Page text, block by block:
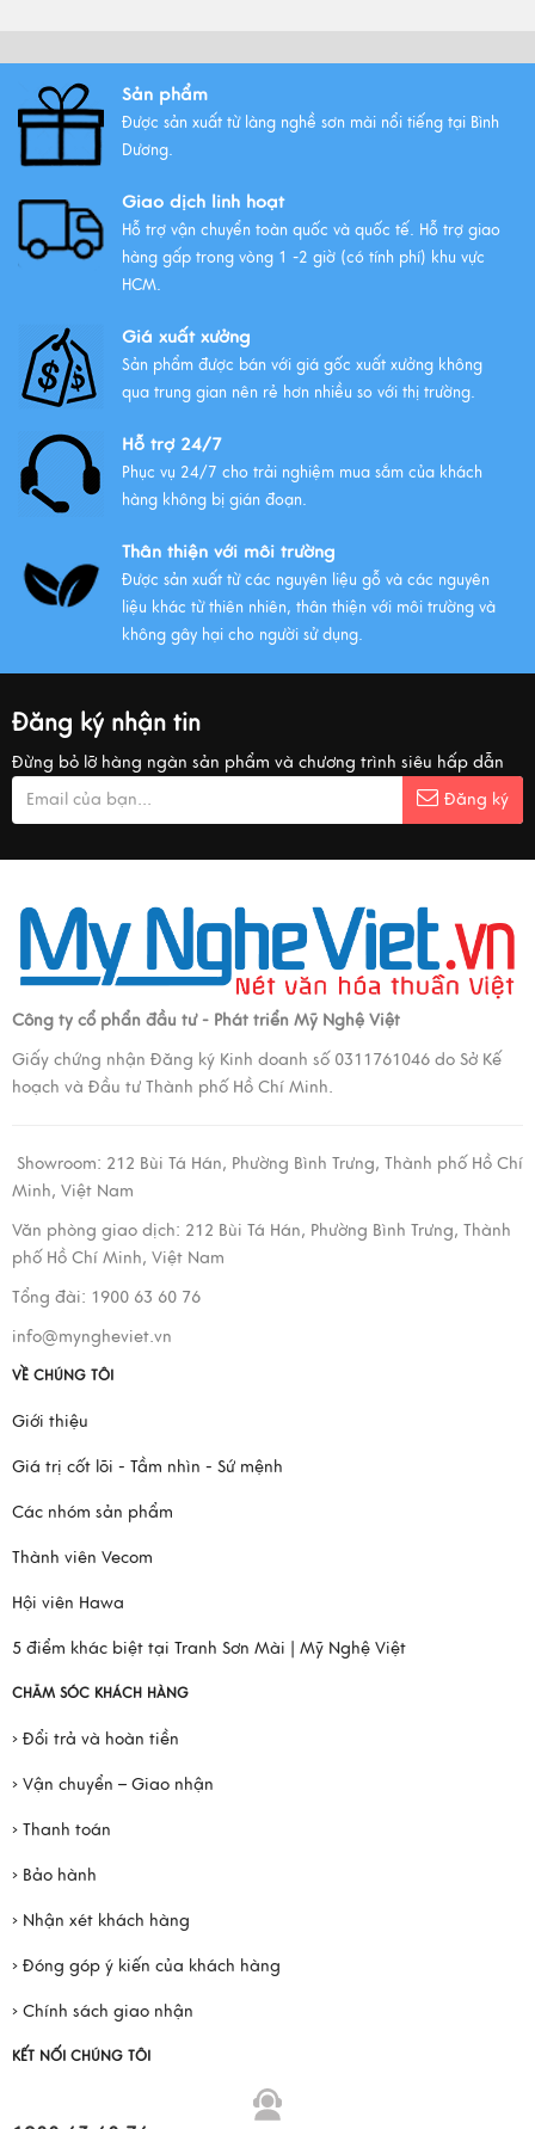
Xem thêm
Sản phẩm
Được sản xuất từ làng nghề sơn mài nổi tiếng tại Bình
Dương.
Giao dịch linh hoạt
Hỗ trợ vận chuyển toàn quốc và quốc tế. Hỗ trợ giao
hàng gấp trong vòng 1 -2 giờ (có tính phí) khu vực
HCM.
Giá xuất xưởng
Sản phẩm được bán với giá gốc xuất xưởng không
qua trung gian nên rẻ hơn nhiều so với thị trường.
Hỗ trợ 24/7
Phục vụ 24/7 cho trải nghiệm mua sắm của khách
hàng không bị gián đoạn.
Thân thiện với môi trường
Được sản xuất từ các nguyên liệu gỗ và các nguyên
liệu khác từ thiên nhiên, thân thiện với môi trường và
không gây hại cho người sử dụng.
Đăng ký nhận tin
Đừng bỏ lỡ hàng ngàn sản phẩm và chương trình siêu hấp dẫn
Đăng ký
Công ty cổ phẩn đầu tư - Phát triển Mỹ Nghệ Việt
Giấy chứng nhận Đăng ký Kinh doanh số 0311761046 do Sở Kế
hoạch và Đầu tư Thành phố Hồ Chí Minh.
Showroom: 212 Bùi Tá Hán, Phường Bình Trưng, Thành phố Hồ Chí
Minh, Việt Nam
Văn phòng giao dịch: 212 Bùi Tá Hán, Phường Bình Trưng, Thành
phố Hồ Chí Minh, Việt Nam
Tổng đài: 1900 63 60 76
info@myngheviet.vn
VỀ CHÚNG TÔI
Giới thiệu
Giá trị cốt lõi - Tầm nhìn - Sứ mệnh
Các nhóm sản phẩm
Thành viên Vecom
Hội viên Hawa
5 điểm khác biệt tại Tranh Sơn Mài | Mỹ Nghệ Việt
CHĂM SÓC KHÁCH HÀNG
› Đổi trả và hoàn tiền
› Vận chuyển – Giao nhận
› Thanh toán
› Bảo hành
› Nhận xét khách hàng
› Đóng góp ý kiến của khách hàng
› Chính sách giao nhận
KẾT NỐI CHÚNG TÔI